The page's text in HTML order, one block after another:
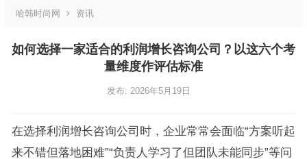
哈韩时尚网 资讯
如何选择一家适合的利润增长咨询公司？以这六个考
量维度作评估标准
发布: 2026年5月19日
在选择利润增长咨询公司时，企业常常会面临“方案听起
来不错但落地困难”“负责人学习了但团队未能同步”等问